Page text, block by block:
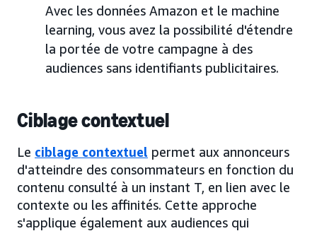
Avec les données Amazon et le machine
learning, vous avez la possibilité d'étendre
la portée de votre campagne à des
audiences sans identifiants publicitaires.
Ciblage contextuel
Le ciblage contextuel permet aux annonceurs
d'atteindre des consommateurs en fonction du
contenu consulté à un instant T, en lien avec le
contexte ou les affinités. Cette approche
s'applique également aux audiences qui